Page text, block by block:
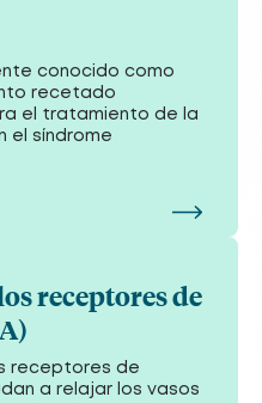
conocido como
recetado
el tratamiento de la
el síndrome
receptores de
receptores de
a relajar los vasos